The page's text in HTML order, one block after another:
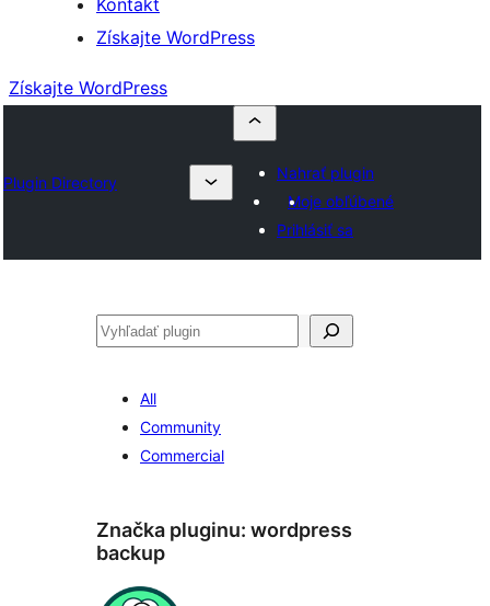
Kontakt
Získajte WordPress
Získajte WordPress
Plugin Directory
Nahrať plugin
Moje obľúbené
Prihlásiť sa
Hľadať
All
Community
Commercial
Značka pluginu: wordpress
backup